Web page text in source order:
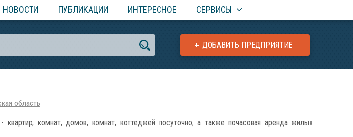
НОВОСТИ ПУБЛИКАЦИИ ИНТЕРЕСНОЕ СЕРВИСЫ
ДОБАВИТЬ ПРЕДПРИЯТИЕ
область
комнат, домов, комнат, коттеджей посуточно, а также почасовая аренда жилых